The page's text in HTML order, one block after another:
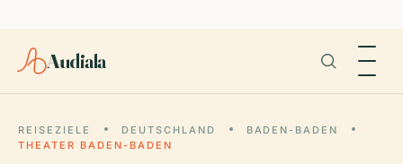
Audiala
REISEZIELE DEUTSCHLAND
BADEN-BADEN
THEATER BADEN-BADEN